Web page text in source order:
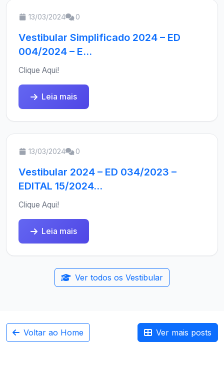
13/03/2024 0
Vestibular Simplificado 2024 – ED
004/2024 – E...
Clique Aqui!
Leia mais
13/03/2024 0
Vestibular 2024 – ED 034/2023 –
EDITAL 15/2024...
Clique Aqui!
Leia mais
Ver todos os Vestibular
Voltar ao Home Ver mais posts